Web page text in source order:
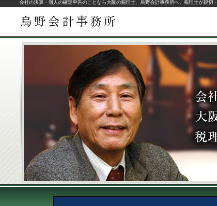
会社の決算・個人の確定申告のことなら大阪の税理士、烏野会計事務所へ。税理士が親切